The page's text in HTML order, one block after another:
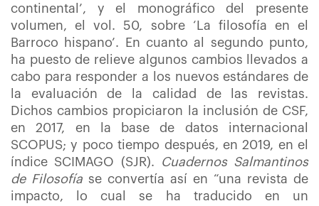
continental’, y el monográfico del presente
volumen, el vol. 50, sobre ‘La filosofía en el
Barroco hispano’. En cuanto al segundo punto,
ha puesto de relieve algunos cambios llevados a
cabo para responder a los nuevos estándares de
la evaluación de la calidad de las revistas.
Dichos cambios propiciaron la inclusión de CSF,
en 2017, en la base de datos internacional
SCOPUS; y poco tiempo después, en 2019, en el
índice SCIMAGO (SJR).
Cuadernos Salmantinos
de Filosofía se convertía así en “una revista de
impacto, lo cual se ha traducido en un